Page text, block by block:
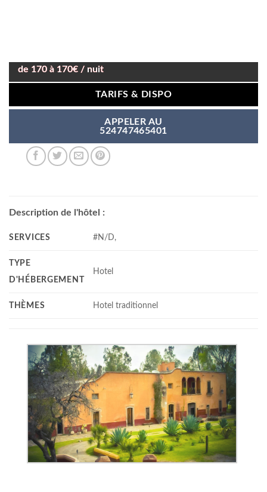
de 170 à 170€ / nuit
TARIFS & DISPO
APPELER AU
524747465401
Description de l'hôtel :
SERVICES #N/D,
TYPE
D'HÉBERGEMENT
Hotel
THÈMES Hotel traditionnel